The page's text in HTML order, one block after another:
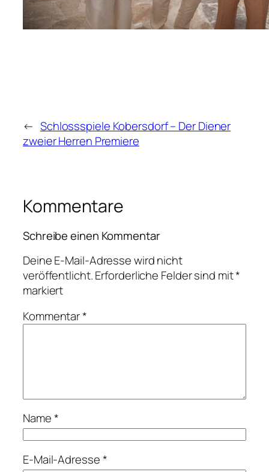
← Schlossspiele Kobersdorf – Der Diener
zweier Herren Premiere
Kommentare
Schreibe einen Kommentar
Deine E-Mail-Adresse wird nicht
veröffentlicht.Erforderliche Felder sind mit*
markiert
Kommentar*
Name*
E-Mail-Adresse*